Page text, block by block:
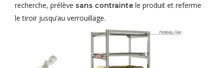
recherche, prélève sans contrainte le produit et referme
le tiroir jusqu’au verrouillage.